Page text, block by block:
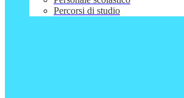
Percorsi di studio